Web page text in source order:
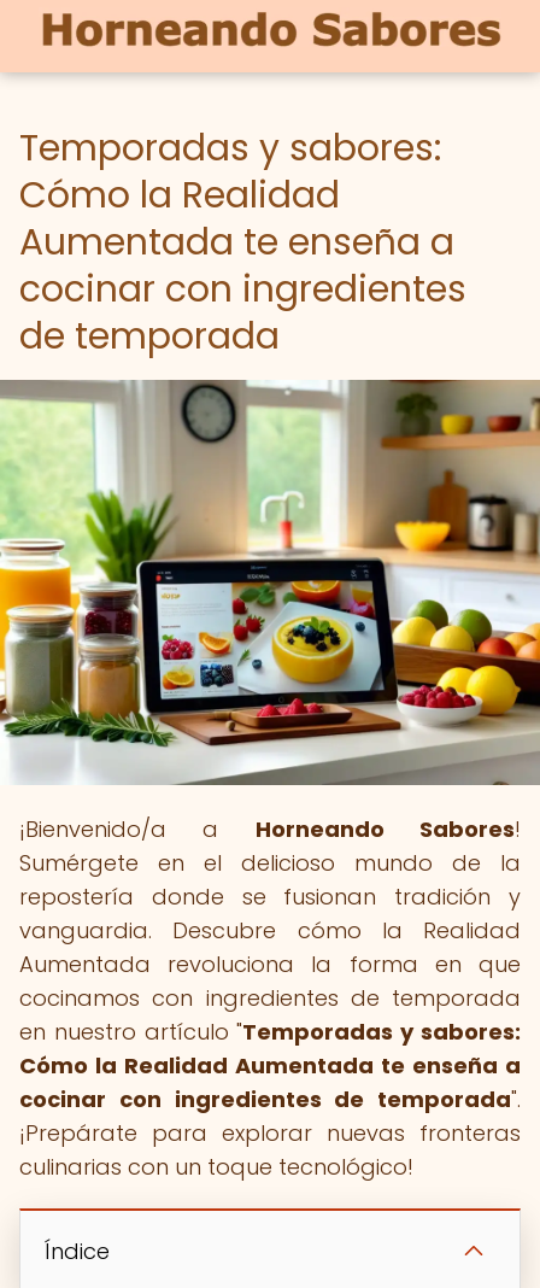
Temporadas y sabores:
Cómo la Realidad
Aumentada te enseña a
cocinar con ingredientes
de temporada
¡Bienvenido/a a Horneando Sabores!
Sumérgete en el delicioso mundo de la
repostería donde se fusionan tradición y
vanguardia. Descubre cómo la Realidad
Aumentada revoluciona la forma en que
cocinamos con ingredientes de temporada
en nuestro artículo "Temporadas y sabores:
Cómo la Realidad Aumentada te enseña a
cocinar con ingredientes de temporada".
¡Prepárate para explorar nuevas fronteras
culinarias con un toque tecnológico!
Índice